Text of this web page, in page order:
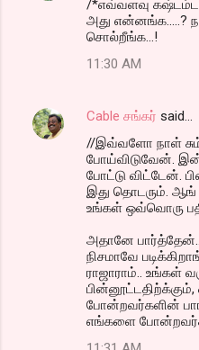
/*எவ்வளவு
அது என்னங்க.....?
சொல்றீங்க...!
11:30 AM
Cable சங்கர் said…
//இவ்வளோ நாள்
போய்விடுவேன்.
போட்டு விட்டேன்.
இது தொடரும். ஆங்
உங்கள் ஒவ்வொரு
அதானே பார்த்தேன்..
நிசமாவே
ராஜாராம்.. உங்கள்
போன்றவர்களின்
எங்களை